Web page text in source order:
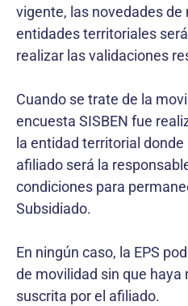
vigente, las novedades de
entidades territoriales
realizar las validaciones
Cuando se trate de la
encuesta SISBEN fue
la entidad territorial
afiliado será la
condiciones para
Subsidiado.
En ningún caso, la EPS
de movilidad sin que haya
suscrita por el afiliado.